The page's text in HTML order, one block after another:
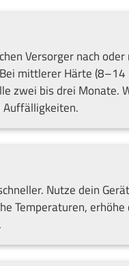
Versorger nach
mittlerer Härte
zwei bis drei Monate.
Auffälligkeiten.
Nutze dein
Temperaturen,